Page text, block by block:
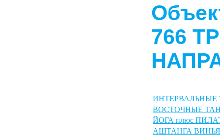
766
ИНТЕРВАЛЬНЫЕ
ВОСТОЧНЫЕ
ЙОГА плюс
АШТАНГА